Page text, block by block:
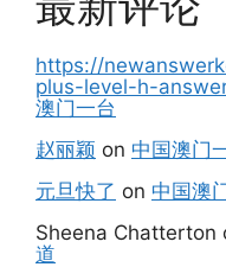
https://
plus-level-h-
澳门一台
赵丽颖 on 中国澳门
元旦快了 on 中国澳
Sheena Chatterton
道